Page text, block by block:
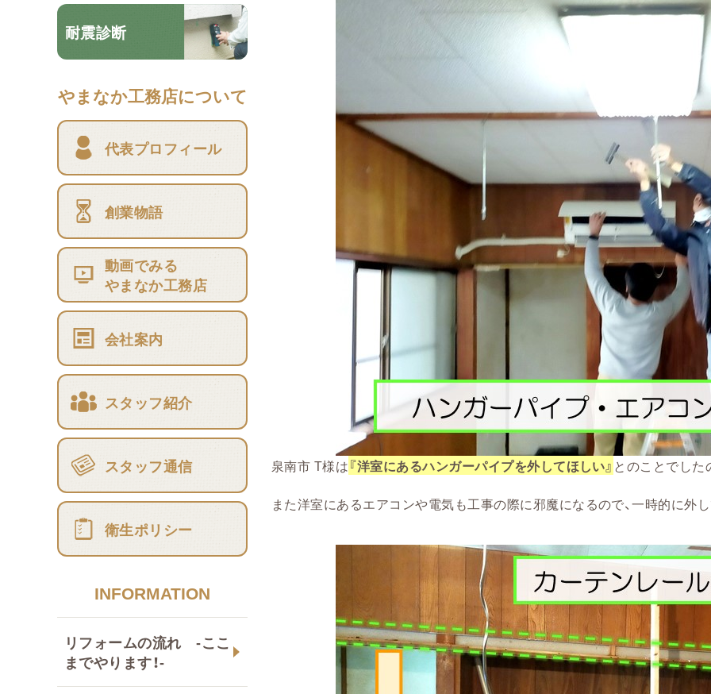
耐震診断
やまなか工務店について
代表プロフィール
創業物語
動画でみる
やまなか工務店
会社案内
スタッフ紹介
スタッフ通信
衛生ポリシー
INFORMATION
リフォームの流れ -ここ
までやります！-
泉南市 T様は『洋室にあるハンガーパイプを外してほしい』 とのことでした
また洋室にあるエアコンや電気も工事の際に邪魔になるので、一時的に外